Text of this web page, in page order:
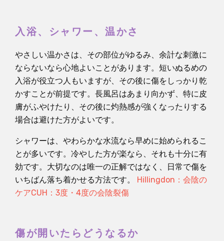
入浴、シャワー、温かさ
やさしい温かさは、その部位がゆるみ、余計な刺激に
ならないなら心地よいことがあります。短いぬるめの
入浴が役立つ人もいますが、その後に傷をしっかり乾
かすことが前提です。長風呂はあまり向かず、特に皮
膚がふやけたり、その後に灼熱感が強くなったりする
場合は避けた方がよいです。
シャワーは、やわらかな水流なら早めに始められるこ
とが多いです。冷やした方が楽なら、それも十分に有
効です。大切なのは唯一の正解ではなく、日常で傷を
いちばん落ち着かせる方法です。 Hillingdon：会陰の
ケアCUH：3度・4度の会陰裂傷
傷が開いたらどうなるか